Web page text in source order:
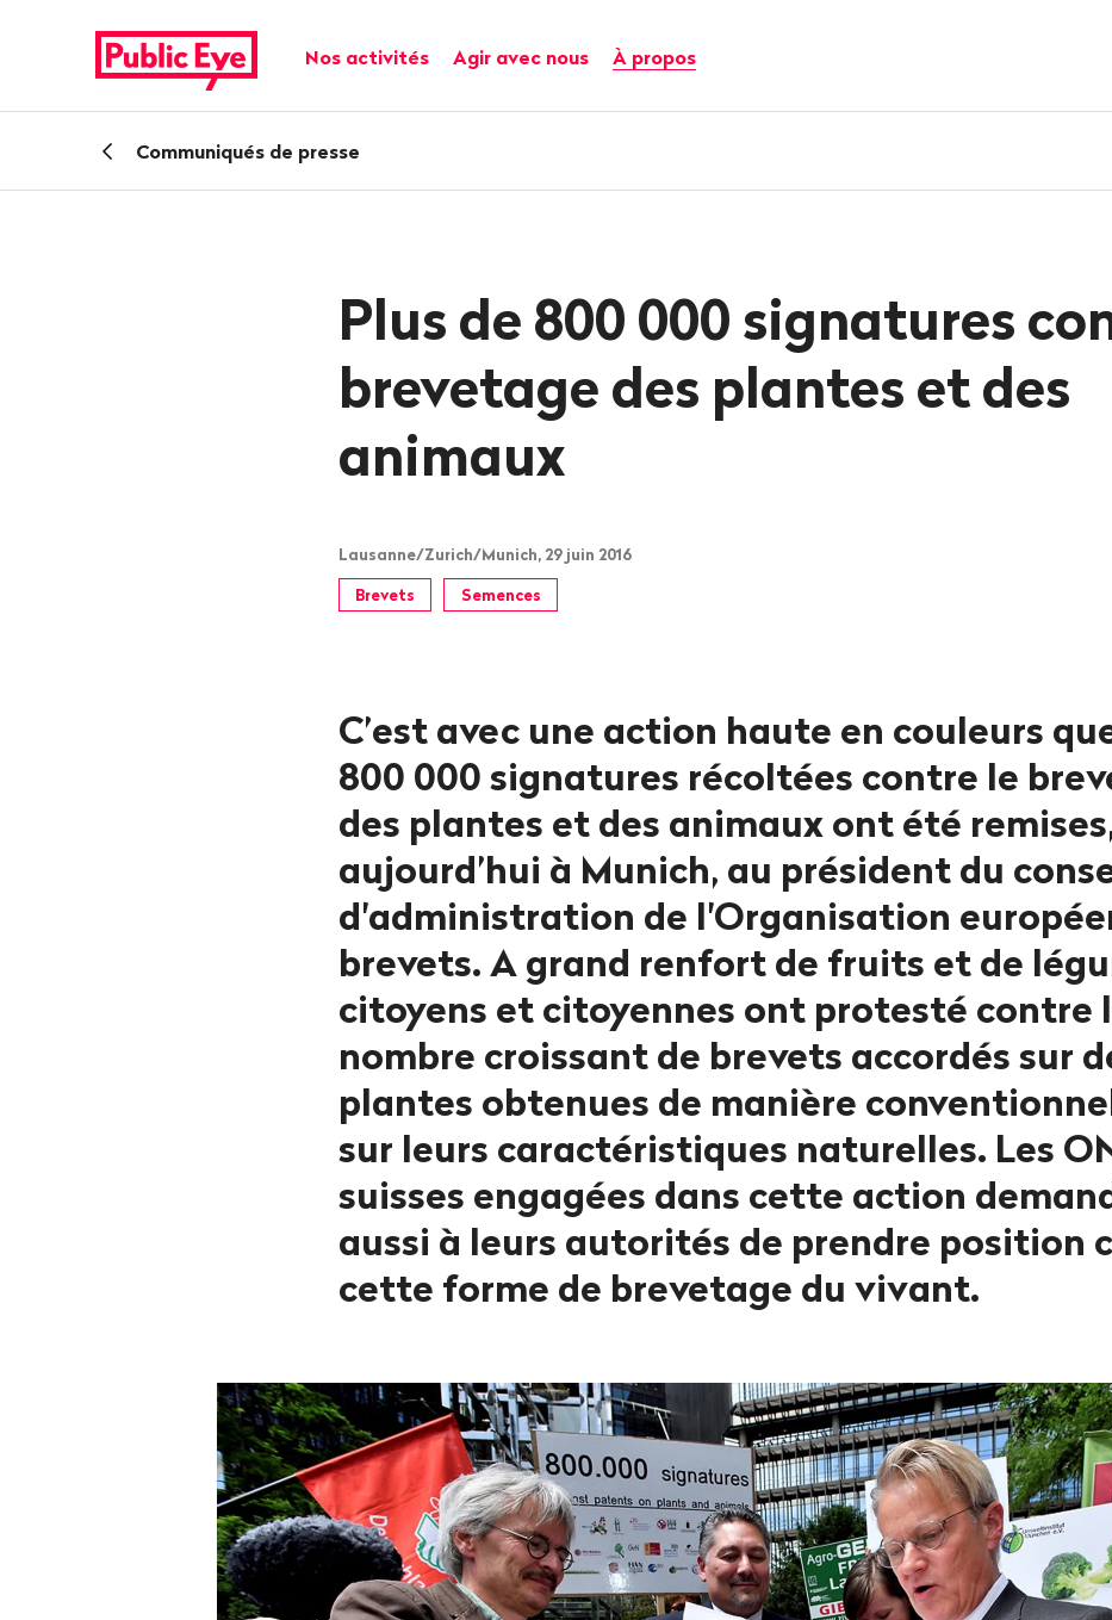
publiceye.ch
Navigation principale
Nos activités Agir avec nous À propos
RetourCommuniqués de presse
Plus de 800 000 signatures
brevetage des plantes et des
animaux
Lausanne/Zurich/Munich, 29 juin 2016
Brevets Semences
C’est avec une action haute en couleurs
800 000 signatures récoltées contre le
des plantes et des animaux ont été
aujourd’hui à Munich, au président du
d'administration de l'Organisation
brevets. A grand renfort de fruits et de
citoyens et citoyennes ont protesté contre
nombre croissant de brevets accordés sur
plantes obtenues de manière
sur leurs caractéristiques naturelles. Les
suisses engagées dans cette action
aussi à leurs autorités de prendre position
cette forme de brevetage du vivant.